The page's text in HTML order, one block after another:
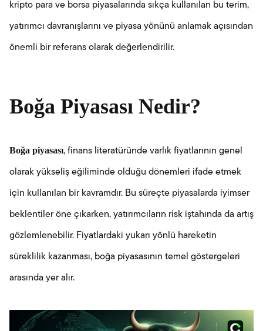
kripto para ve borsa piyasalarında sıkça kullanılan bu terim,
yatırımcı davranışlarını ve piyasa yönünü anlamak açısından
önemli bir referans olarak değerlendirilir.
Boğa Piyasası Nedir?
Boğa piyasası, finans literatüründe varlık fiyatlarının genel
olarak yükseliş eğiliminde olduğu dönemleri ifade etmek
için kullanılan bir kavramdır. Bu süreçte piyasalarda iyimser
beklentiler öne çıkarken, yatırımcıların risk iştahında da artış
gözlemlenebilir. Fiyatlardaki yukarı yönlü hareketin
süreklilik kazanması, boğa piyasasının temel göstergeleri
arasında yer alır.